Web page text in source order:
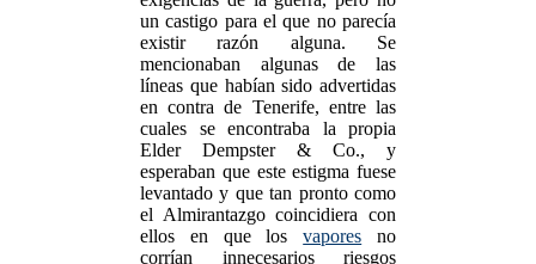
un castigo para el que no parecía
existir razón alguna. Se
mencionaban algunas de las
líneas que habían sido advertidas
en contra de Tenerife, entre las
cuales se encontraba la propia
Elder Dempster & Co., y
esperaban que este estigma fuese
levantado y que tan pronto como
el Almirantazgo coincidiera con
ellos en que losvapores no
corrían innecesarios riesgos